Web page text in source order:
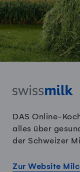
DAS Online-
alles über
der Schweizer
Zur Website